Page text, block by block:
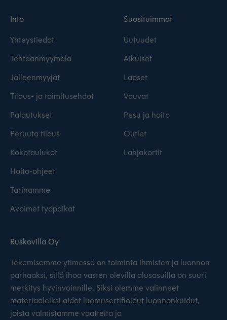
Info
Yhteystiedot
Tehtaanmyymälä
Jälleenmyyjät
Tilaus- ja toimitusehdot
Palautukset
Peruuta tilaus
Kokotaulukot
Hoito-ohjeet
Tarinamme
Avoimet työpaikat
Suosituimmat
Uutuudet
Aikuiset
Lapset
Vauvat
Pesu ja hoito
Outlet
Lahjakortit
Ruskovilla Oy
Tekemisemme ytimessä on toiminta ihmisten ja luonnon
parhaaksi, sillä ihoa vasten olevilla alusasuilla on suuri
merkitys hyvinvoinnille. Siksi olemme valinneet
materiaaleiksi aidot luomusertifioidut luonnonkuidut,
joista valmistamme vaatteita ja